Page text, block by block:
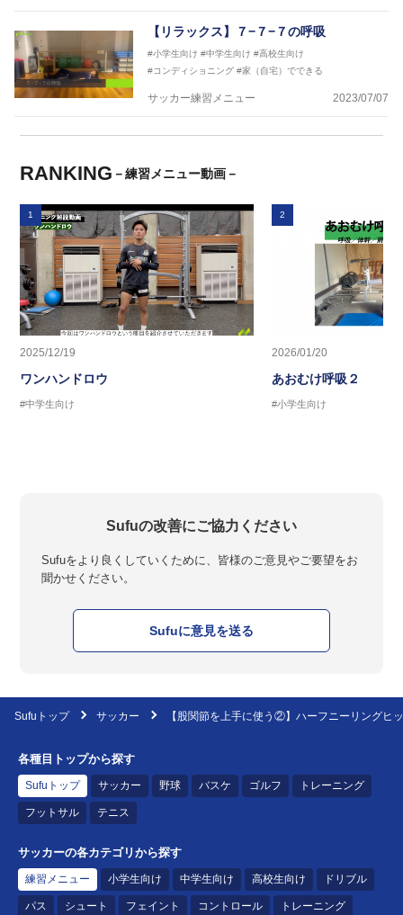
【リラックス】７−７−７の呼吸
#小学生向け #中学生向け #高校生向け
#コンディショニング #家（自宅）でできる
サッカー練習メニュー 2023/07/07
RANKING －練習メニュー動画－
1
2025/12/19
ワンハンドロウ
#中学生向け
2
2026/01/20
あおむけ呼吸２
#小学生向け
Sufuの改善にご協力ください
Sufuをより良くしていくために、皆様のご意見やご要望をお
聞かせください。
Sufuに意見を送る
Sufuトップ サッカー 【股関節を上手に使う②】ハーフニーリングヒ
各種目トップから探す
Sufuトップ サッカー 野球 バスケ ゴルフ トレーニング
フットサル テニス
サッカーの各カテゴリから探す
練習メニュー 小学生向け 中学生向け 高校生向け ドリブル
パス シュート フェイント コントロール トレーニング